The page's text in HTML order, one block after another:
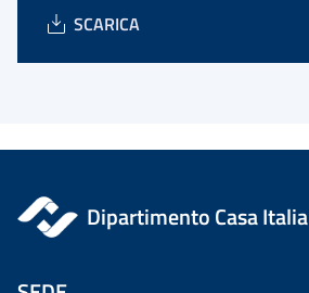
SCARICA
Dipartimento Casa Italia